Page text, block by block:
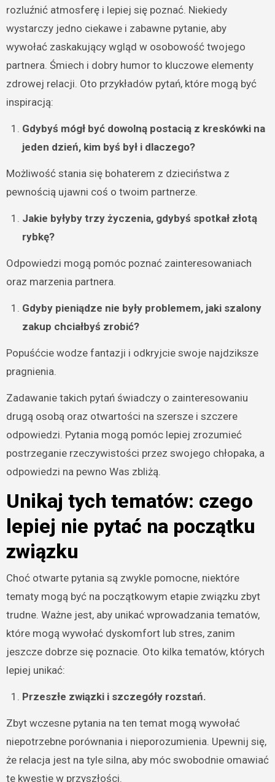
rozluźnić atmosferę i lepiej się poznać. Niekiedy
wystarczy jedno ciekawe i zabawne pytanie, aby
wywołać zaskakujący wgląd w osobowość twojego
partnera. Śmiech i dobry humor to kluczowe elementy
zdrowej relacji. Oto przykładów pytań, które mogą być
inspiracją:
Gdybyś mógł być dowolną postacią z kreskówki na
jeden dzień, kim byś był i dlaczego?
Możliwość stania się bohaterem z dzieciństwa z
pewnością ujawni coś o twoim partnerze.
Jakie byłyby trzy życzenia, gdybyś spotkał złotą
rybkę?
Odpowiedzi mogą pomóc poznać zainteresowaniach
oraz marzenia partnera.
Gdyby pieniądze nie były problemem, jaki szalony
zakup chciałbyś zrobić?
Popuśćcie wodze fantazji i odkryjcie swoje najdziksze
pragnienia.
Zadawanie takich pytań świadczy o zainteresowaniu
drugą osobą oraz otwartości na szersze i szczere
odpowiedzi. Pytania mogą pomóc lepiej zrozumieć
postrzeganie rzeczywistości przez swojego chłopaka, a
odpowiedzi na pewno Was zbliżą.
Unikaj tych tematów: czego
lepiej nie pytać na początku
związku
Choć otwarte pytania są zwykle pomocne, niektóre
tematy mogą być na początkowym etapie związku zbyt
trudne. Ważne jest, aby unikać wprowadzania tematów,
które mogą wywołać dyskomfort lub stres, zanim
jeszcze dobrze się poznacie. Oto kilka tematów, których
lepiej unikać:
Przeszłe związki i szczegóły rozstań.
Zbyt wczesne pytania na ten temat mogą wywołać
niepotrzebne porównania i nieporozumienia. Upewnij się,
że relacja jest na tyle silna, aby móc swobodnie omawiać
te kwestie w przyszłości.